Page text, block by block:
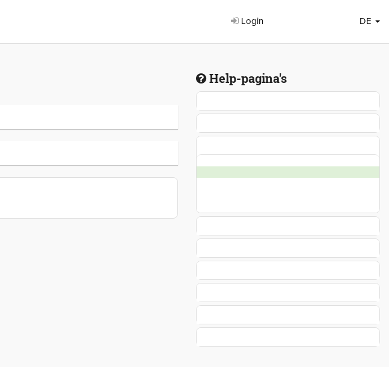
Login DE
Help-pagina's